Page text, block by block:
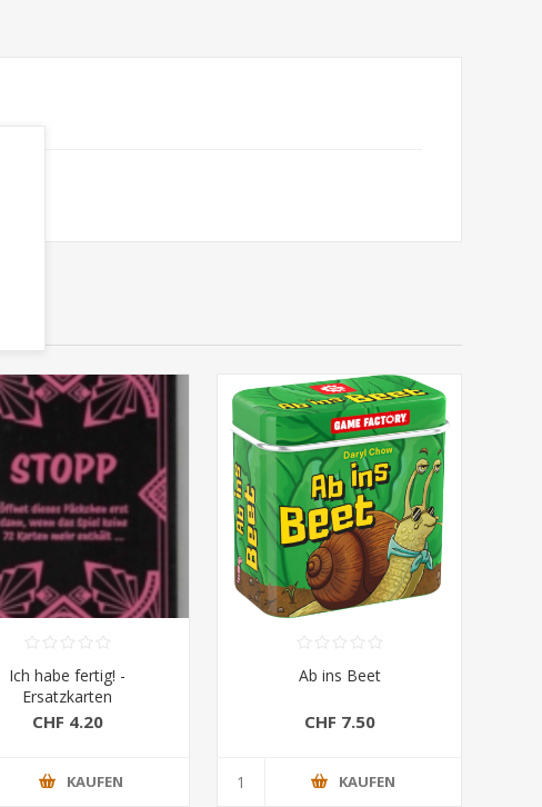
Ich habe fertig! -
Ersatzkarten
CHF 4.20
KAUFEN
Ab ins Beet
CHF 7.50
KAUFEN